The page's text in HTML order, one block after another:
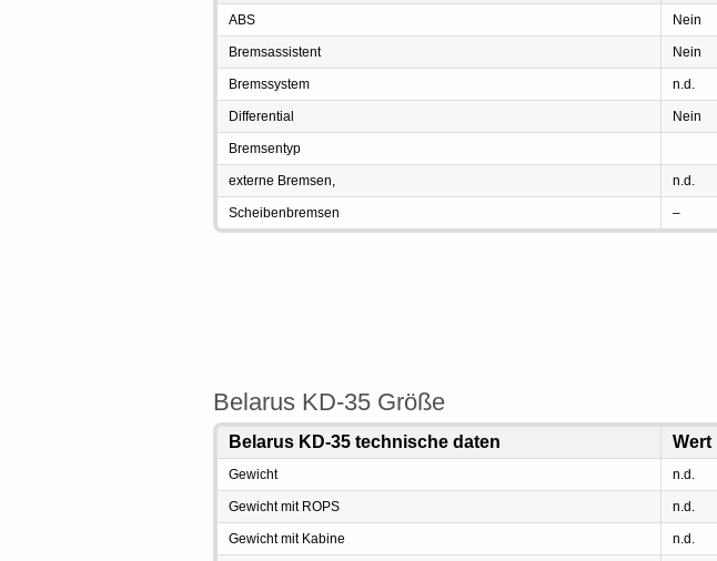
ABS Nein
Bremsassistent Nein
Bremssystem n.d.
Differential Nein
Bremsentyp
externe Bremsen, n.d.
Scheibenbremsen –
Belarus KD-35 Größe
Belarus KD-35 technische daten Wert
Gewicht n.d.
Gewicht mit ROPS n.d.
Gewicht mit Kabine n.d.